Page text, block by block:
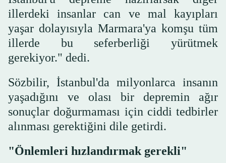
illerdeki insanlar can ve mal kayıpları
yaşar dolayısıyla Marmara'ya komşu tüm
illerde bu seferberliği yürütmek
gerekiyor." dedi.
Sözbilir, İstanbul'da milyonlarca insanın
yaşadığını ve olası bir depremin ağır
sonuçlar doğurmaması için ciddi tedbirler
alınması gerektiğini dile getirdi.
"Önlemleri hızlandırmak gerekli"